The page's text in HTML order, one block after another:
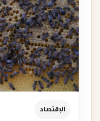
الإقتصاد